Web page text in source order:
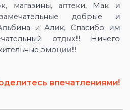
магазины, аптеки, Мак и
добрые и
и Алик, Спасибо им
отдых!!! Ничего
эмоции!!!
впечатлениями!